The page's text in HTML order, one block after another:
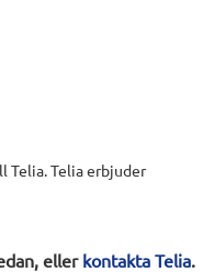
Telia. Telia erbjuder
ellerkontakta Telia.